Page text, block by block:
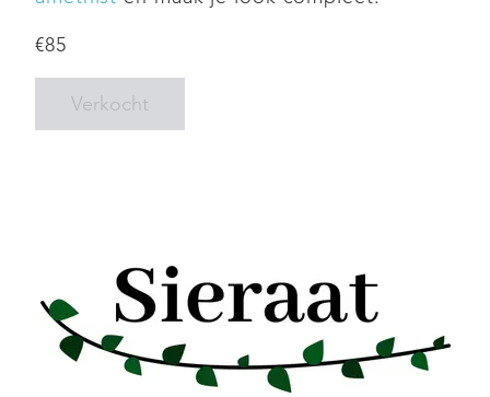
€85
Verkocht